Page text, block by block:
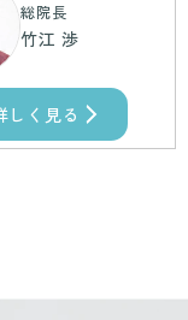
総院長
竹江 渉
しく見る